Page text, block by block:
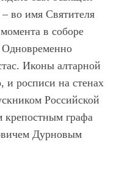
во имя Святителя
в соборе
Одновременно
Иконы алтарной
и росписи на стенах
Российской
графа
Дурновым